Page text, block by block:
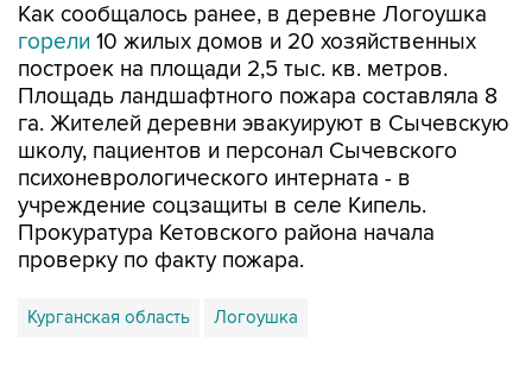
Как сообщалось ранее, в деревне Логоушка
горели 10 жилых домов и 20 хозяйственных
построек на площади 2,5 тыс. кв. метров.
Площадь ландшафтного пожара составляла 8
га. Жителей деревни эвакуируют в Сычевскую
школу, пациентов и персонал Сычевского
психоневрологического интерната - в
учреждение соцзащиты в селе Кипель.
Прокуратура Кетовского района начала
проверку по факту пожара.
Курганская область Логоушка